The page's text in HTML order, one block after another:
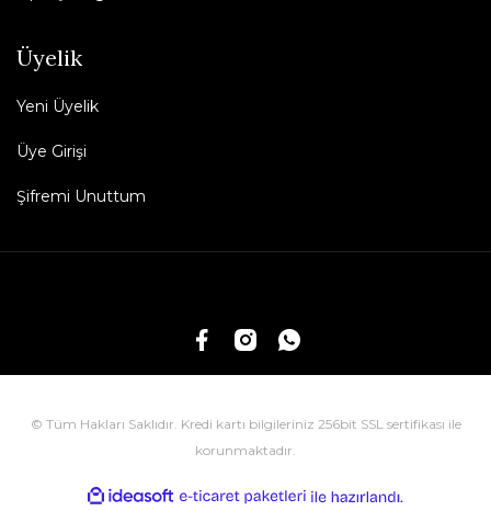
Üyelik
Yeni Üyelik
Üye Girişi
Şifremi Unuttum
© Tüm Hakları Saklıdır. Kredi kartı bilgileriniz 256bit SSL sertifikası ile
korunmaktadır.
ideasoft
e-